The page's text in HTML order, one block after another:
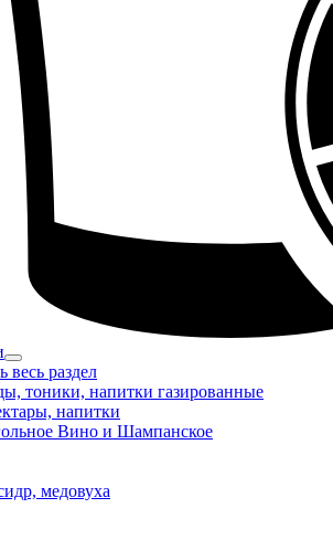
весь раздел
тоники, напитки газированные
напитки
Вино и Шампанское
медовуха